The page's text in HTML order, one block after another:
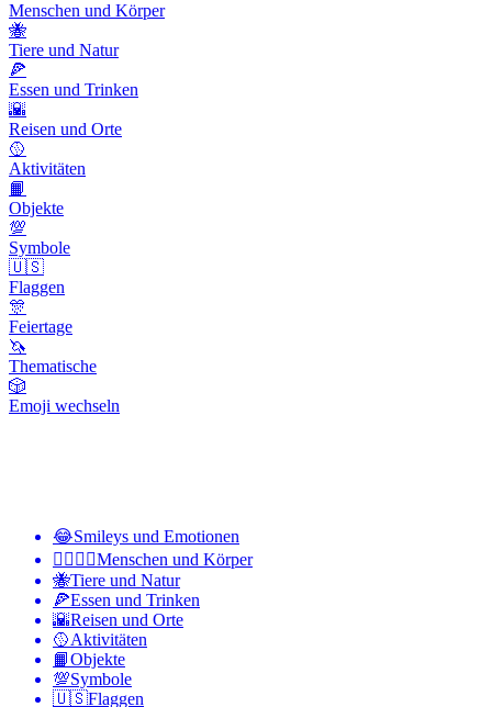
Menschen und Körper
🐝
Tiere und Natur
🍕
Essen und Trinken
🌇
Reisen und Orte
🥎
Aktivitäten
📙
Objekte
💯
Symbole
🇺🇸
Flaggen
🎊
Feiertage
🦄
Thematische
🎲
Emoji wechseln
😂Smileys und Emotionen
👩‍❤️‍💋‍👨Menschen und Körper
🐝Tiere und Natur
🍕Essen und Trinken
🌇Reisen und Orte
🥎Aktivitäten
📙Objekte
💯Symbole
🇺🇸Flaggen